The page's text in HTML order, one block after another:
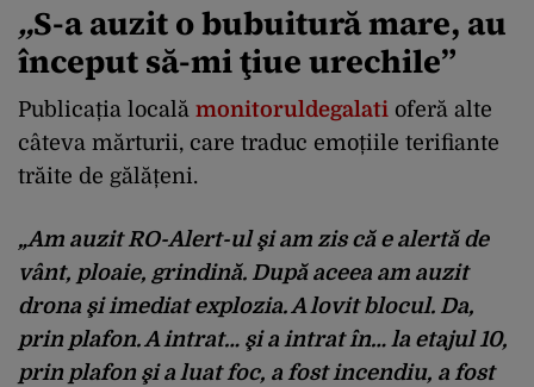
„S-a auzit o bubuitură mare, au
început să-mi ţiue urechile”
Publicația locală monitoruldegalati oferă alte
câteva mărturii, care traduc emoțiile terifiante
trăite de gălățeni.
„Am auzit RO-Alert-ul şi am zis că e alertă de
vânt, ploaie, grindină. După aceea am auzit
drona şi imediat explozia. A lovit blocul. Da,
prin plafon. A intrat… şi a intrat în… la etajul 10,
prin plafon şi a luat foc, a fost incendiu, a fost